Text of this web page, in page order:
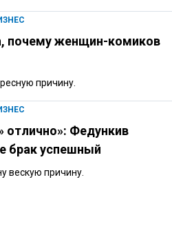
почему женщин-комиков
причину.
отлично»: Федункив
брак успешный
вескую причину.